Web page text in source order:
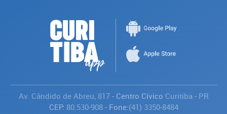
Av. Cândido de Abreu, 817- Centro Cívico Curitiba- PR
CEP: 80.530-908- Fone:(41) 3350-8484